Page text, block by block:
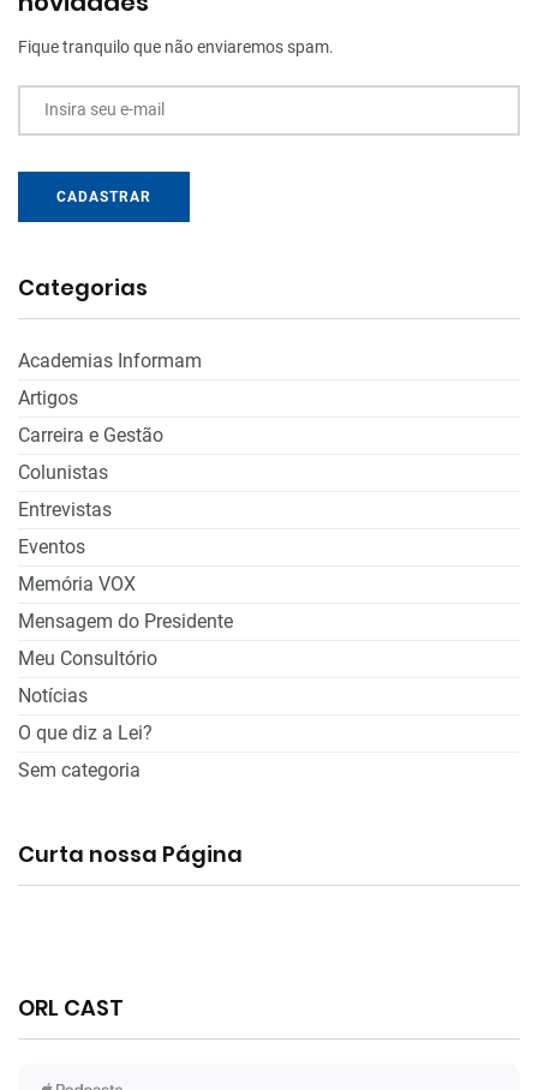
Fique tranquilo que não enviaremos spam.
Insira seu e-mail
CADASTRAR
Categorias
Academias Informam
Artigos
Carreira e Gestão
Colunistas
Entrevistas
Eventos
Memória VOX
Mensagem do Presidente
Meu Consultório
Notícias
O que diz a Lei?
Sem categoria
Curta nossa Página
ORL CAST